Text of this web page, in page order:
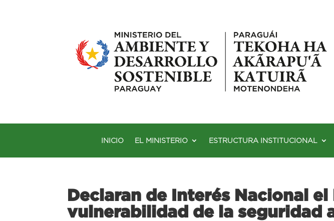
INICIO EL MINISTERIO ESTRUCTURA INSTITUCIONAL
Declaran de Interés Nacional
vulnerabilidad de la seguridad